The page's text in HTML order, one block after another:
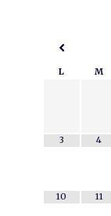
L M
3 4
10 11